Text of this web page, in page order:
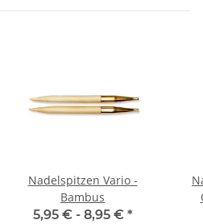
Nadelspitzen Vario -
Bambus
5,95 € - 8,95 € *